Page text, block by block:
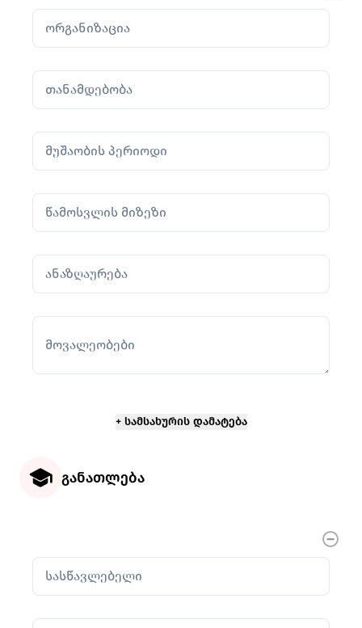
ორგანიზაცია
თანამდებობა
მუშაობის პერიოდი
წამოსვლის მიზეზი
ანაზღაურება
მოვალეობები
განათლება
სასწავლებელი